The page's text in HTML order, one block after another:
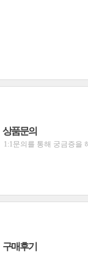
상품문의
1:1문의를 통해 궁금증을
구매후기